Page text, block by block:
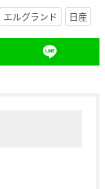
エルグランド 日産